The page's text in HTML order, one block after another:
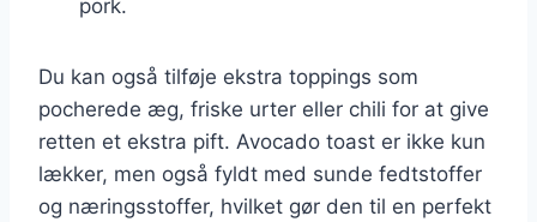
pork.
Du kan også tilføje ekstra toppings som
pocherede æg, friske urter eller chili for at give
retten et ekstra pift. Avocado toast er ikke kun
lækker, men også fyldt med sunde fedtstoffer
og næringsstoffer, hvilket gør den til en perfekt